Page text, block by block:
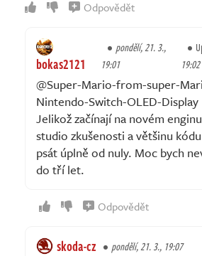
Odpovědět
bokas2121
pondělí, 21. 3.,
19:01
19:02
@Super-Mario-from-super-
Nintendo-Switch-OLED-Display
Jelikož začínají na novém
studio zkušenosti a většinu
psát úplně od nuly. Moc bych
do tří let.
Odpovědět
skoda-cz pondělí, 21. 3., 19:07